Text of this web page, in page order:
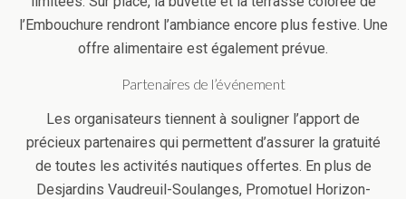
l’Embouchure rendront l’ambiance encore plus festive. Une
offre alimentaire est également prévue.
Partenaires de l’événement
Les organisateurs tiennent à souligner l’apport de
précieux partenaires qui permettent d’assurer la gratuité
de toutes les activités nautiques offertes. En plus de
Desjardins Vaudreuil-Soulanges, Promotuel Horizon-